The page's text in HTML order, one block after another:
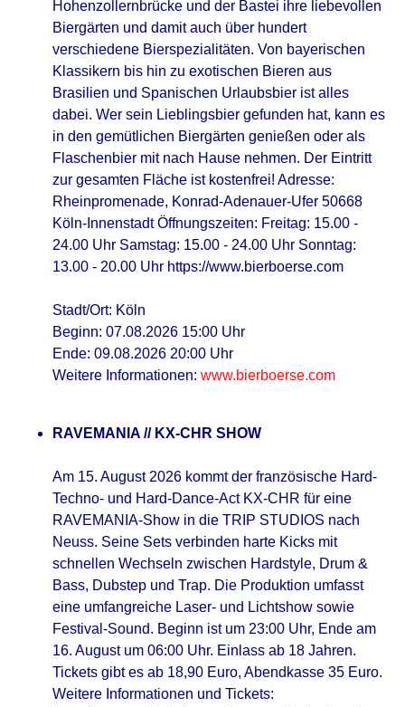
Hohenzollernbrücke und der Bastei ihre liebevollen
Biergärten und damit auch über hundert
verschiedene Bierspezialitäten. Von bayerischen
Klassikern bis hin zu exotischen Bieren aus
Brasilien und Spanischen Urlaubsbier ist alles
dabei. Wer sein Lieblingsbier gefunden hat, kann es
in den gemütlichen Biergärten genießen oder als
Flaschenbier mit nach Hause nehmen. Der Eintritt
zur gesamten Fläche ist kostenfrei! Adresse:
Rheinpromenade, Konrad-Adenauer-Ufer 50668
Köln-Innenstadt Öffnungszeiten: Freitag: 15.00 -
24.00 Uhr Samstag: 15.00 - 24.00 Uhr Sonntag:
13.00 - 20.00 Uhr https://www.bierboerse.com
Stadt/Ort: Köln
Beginn: 07.08.2026 15:00 Uhr
Ende: 09.08.2026 20:00 Uhr
Weitere Informationen: www.bierboerse.com
RAVEMANIA // KX-CHR SHOW
Am 15. August 2026 kommt der französische Hard-
Techno- und Hard-Dance-Act KX-CHR für eine
RAVEMANIA-Show in die TRIP STUDIOS nach
Neuss. Seine Sets verbinden harte Kicks mit
schnellen Wechseln zwischen Hardstyle, Drum &
Bass, Dubstep und Trap. Die Produktion umfasst
eine umfangreiche Laser- und Lichtshow sowie
Festival-Sound. Beginn ist um 23:00 Uhr, Ende am
16. August um 06:00 Uhr. Einlass ab 18 Jahren.
Tickets gibt es ab 18,90 Euro, Abendkasse 35 Euro.
Weitere Informationen und Tickets: